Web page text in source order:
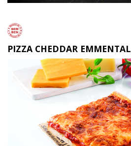
PIZZA CHEDDAR EMMENTAL